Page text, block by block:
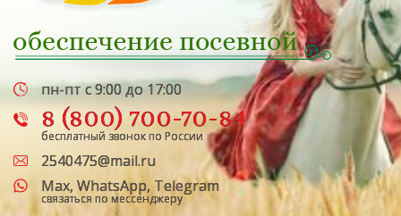
пн-пт с 9:00 до 17:00
8 (800) 700-70-84
бесплатный звонок по России
2540475@mail.ru
Max, WhatsApp,Telegram
связаться по мессенджеру